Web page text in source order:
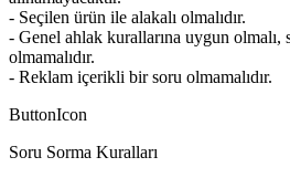
- Seçilen ürün ile alakalı olmalıdır.
- Genel ahlak kurallarına uygun
olmamalıdır.
- Reklam içerikli bir soru olmamalıdır.
ButtonIcon
Soru Sorma Kuralları